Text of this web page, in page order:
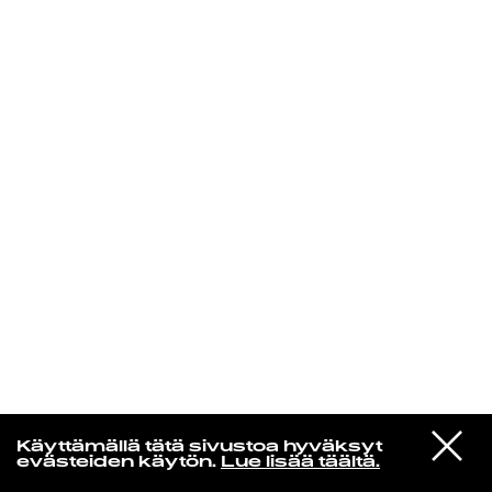
Käyttämällä tätä sivustoa hyväksyt
evästeiden käytön. Lue lisää täältä.
VIESTI
STUDIOON
Arlo Parks
Blades (Radio Edit)